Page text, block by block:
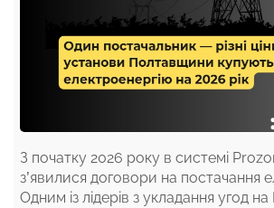
З початку 2026 року в системі
з’явилися договори на постачання
Одним із лідерів з укладання угод